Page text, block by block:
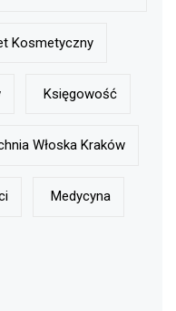
Kosmetyczny
Księgowość
Włoska Kraków
Medycyna